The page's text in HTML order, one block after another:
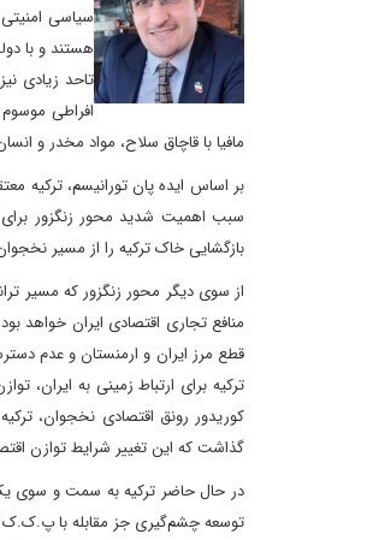
هستند و با
تاحد زیادی
افراطی
مافیا با قاچاق سلاح، مواد مخدر و
بر اساس ایده پان تورانیسم، ترکیه
سبب اهمیت شدید محور زنگزور برای
بازگشایی خاک ترکیه را از مسیر
از سوی دیگر محور زنگزور که مسیر
منافع تجاری اقتصادی ایران خواهد
قطع مرز ایران و ارمنستان و عدم
ترکیه برای ارتباط زمینی به ایران،
کوریدور رونق اقتصادی نخجوان،
گذاشت که این تغییر شرایط توازن
توسعه چشم‌گیری جز مقابله با پ.ک.ک